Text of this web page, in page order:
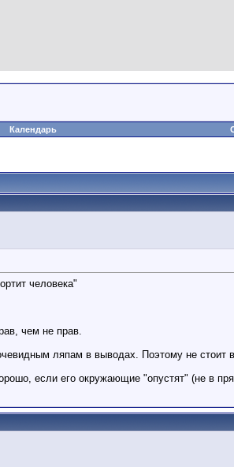
Календарь
человека"
чем не прав.
ляпам в выводах. Поэтому не стоит
если его окружающие "опустят" (не в